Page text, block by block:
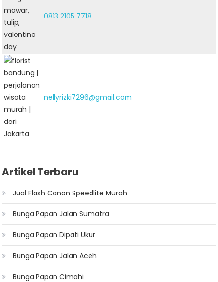
0813 2105 7718
nellyrizki7296@gmail.com
Artikel Terbaru
Jual Flash Canon Speedlite Murah
Bunga Papan Jalan Sumatra
Bunga Papan Dipati Ukur
Bunga Papan Jalan Aceh
Bunga Papan Cimahi